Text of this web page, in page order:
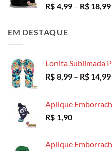
R$4,99 – R$ 18,99
EM DESTAQUE
Lonita Sublimada
R$8,99 – R$ 14,99
Aplique
R$ 1,90
Aplique